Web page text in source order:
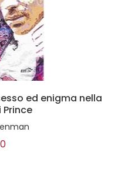
ed enigma nella